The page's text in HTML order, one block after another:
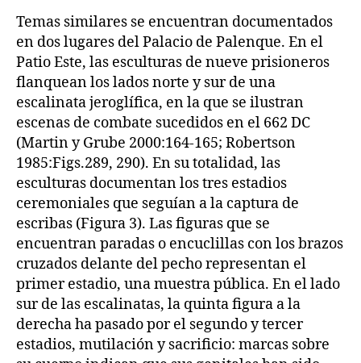
Temas similares se encuentran documentados
en dos lugares del Palacio de Palenque. En el
Patio Este, las esculturas de nueve prisioneros
flanquean los lados norte y sur de una
escalinata jeroglífica, en la que se ilustran
escenas de combate sucedidos en el 662 DC
(Martin y Grube 2000:164-165; Robertson
1985:Figs.289, 290). En su totalidad, las
esculturas documentan los tres estadios
ceremoniales que seguían a la captura de
escribas (Figura 3). Las figuras que se
encuentran paradas o encuclillas con los brazos
cruzados delante del pecho representan el
primer estadio, una muestra pública. En el lado
sur de las escalinatas, la quinta figura a la
derecha ha pasado por el segundo y tercer
estadios, mutilación y sacrificio: marcas sobre